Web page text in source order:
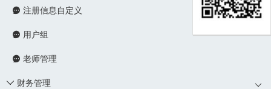
 注册信息自定义
 用户组
 老师管理
 财务管理